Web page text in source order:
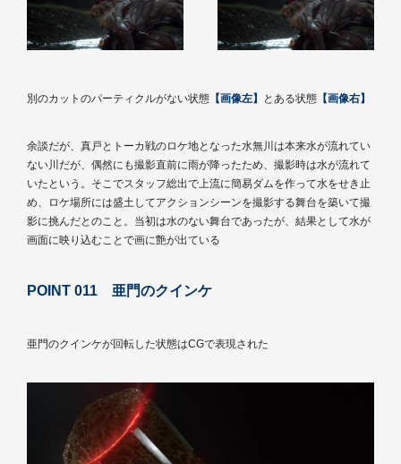
別のカットのパーティクルがない状態 【画像左】 とある状態 【画像右】
余談だが、真戸とトーカ戦のロケ地となった水無川は本来水が流れてい
ない川だが、偶然にも撮影直前に雨が降ったため、撮影時は水が流れて
いたという。そこでスタッフ総出で上流に簡易ダムを作って水をせき止
め、ロケ場所には盛土してアクションシーンを撮影する舞台を築いて撮
影に挑んだとのこと。当初は水のない舞台であったが、結果として水が
画面に映り込むことで画に艶が出ている
POINT 011 亜門のクインケ
亜門のクインケが回転した状態はCGで表現された